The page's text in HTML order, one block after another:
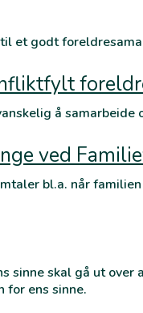
et godt
å samarbeide
ved
bl.a. når
sinne skal gå ut over
for ens sinne.